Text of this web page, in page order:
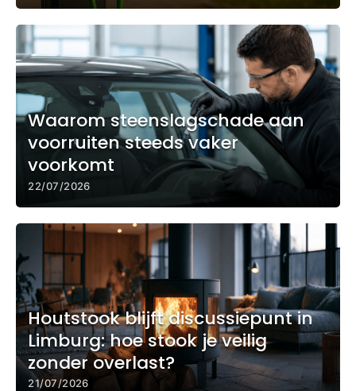
Waarom steenslagschade aan
voorruiten steeds vaker
voorkomt
22/07/2026
Houtstook blijft discussiepunt in
Limburg: hoe stook je veilig
zonder overlast?
21/07/2026